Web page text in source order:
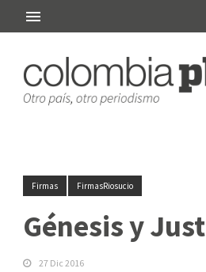
Firmas FirmasRiosucio
Génesis y
27 Dic 2016